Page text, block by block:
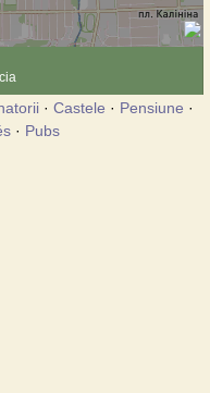
· Castele · Pensiune ·
· Pubs